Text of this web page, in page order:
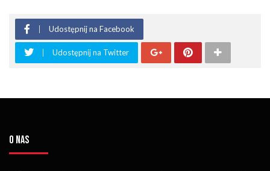
Udostępnij na Facebook
Udostępnij na Twitter
O NAS